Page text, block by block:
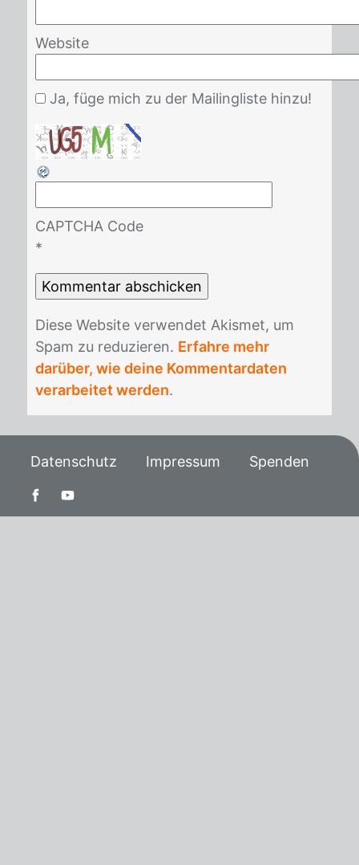
Website
Ja, füge mich zu der Mailingliste hinzu!
CAPTCHA Code
*
Die­se Web­site ver­wen­det Akis­met, um
Spam zu re­du­zie­ren. Erfahre mehr
darüber, wie deine Kommentardaten
verarbeitet werden.
Datenschutz Impressum Spenden